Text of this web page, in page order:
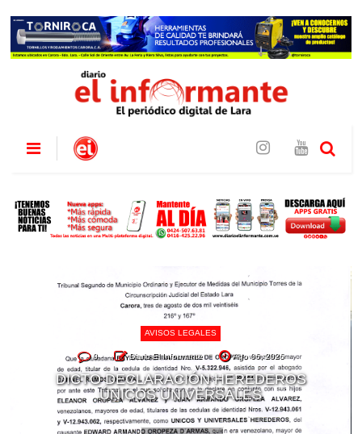
AVISOS LEGALES
0 Diario El Informante Ago 06, 2026
DICTO DECLARACIÓN HEREDEROS
ÚNICOS UNIVERSALES